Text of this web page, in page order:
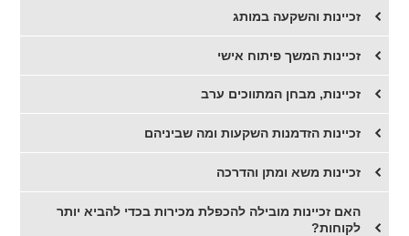
זכיינות והשקעה במותג
זכיינות המשך פיתוח אישי
זכיינות, מבחן המתווכים ערב
זכיינות הזדמנות השקעות ומה שביניהם
זכיינות משא ומתן והדרכה
האם זכיינות מובילה להכפלת מכירות בכדי להביא יותר
לקוחות?